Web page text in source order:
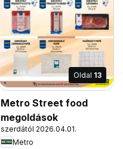
Oldal 13
Metro Street food
megoldások
szerdától 2026.04.01.
Metro